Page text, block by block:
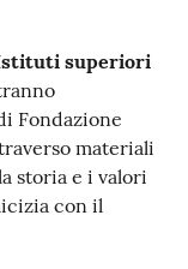
superiori
Fondazione
materiali
storia e i valori
con il